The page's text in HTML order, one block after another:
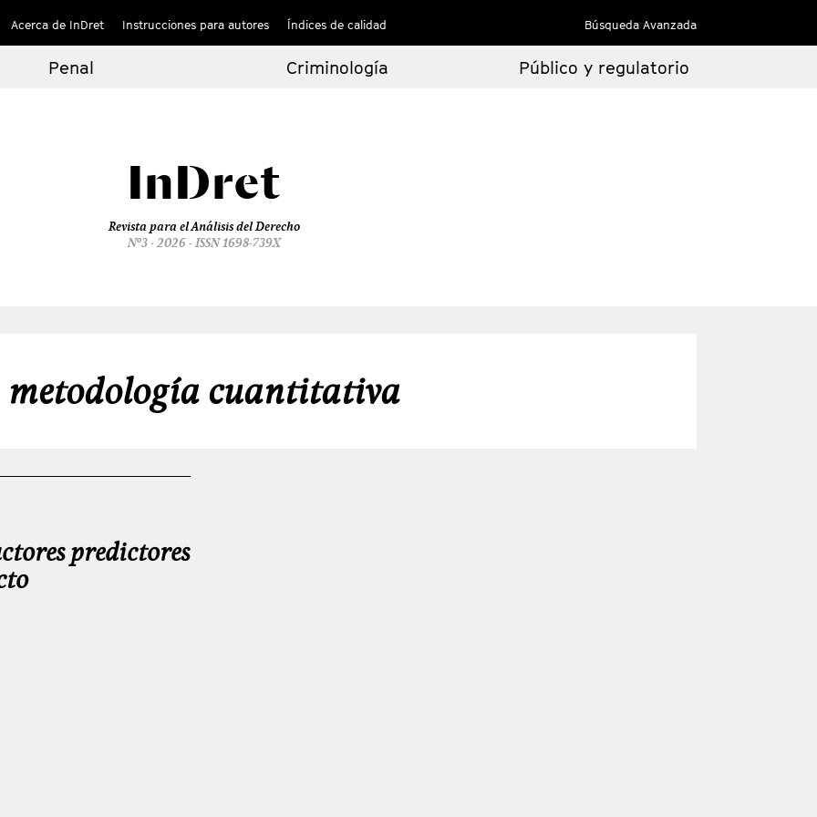
Acerca de InDret Instrucciones para autores Índices de calidad Búsqueda Avanzada
Penal Criminología Público y regulatorio
InDret
Revista para el Análisis del Derecho
Nº3 - 2026 - ISSN 1698-739X
metodología cuantitativa
predictores